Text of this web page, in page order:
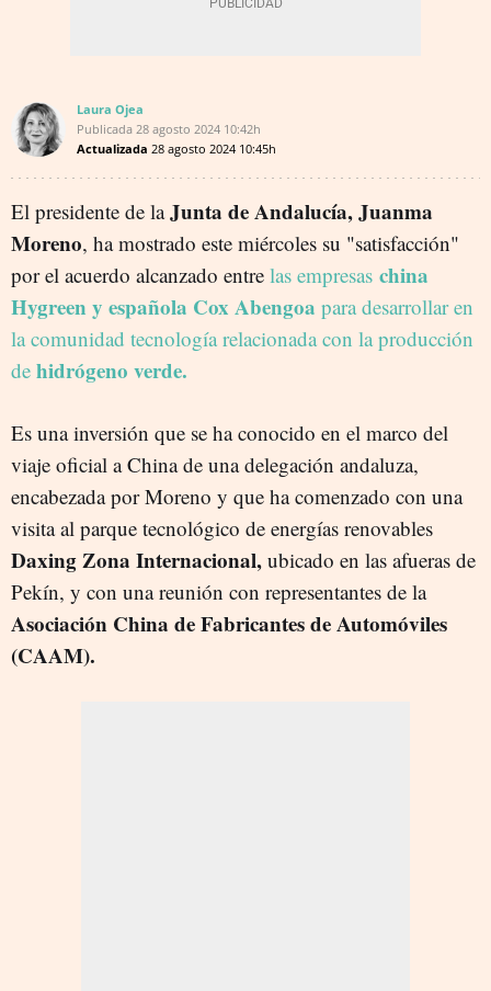
Laura Ojea
Publicada 28 agosto 2024 10:42h
Actualizada 28 agosto 2024 10:45h
El presidente de laJunta de Andalucía, Juanma
Moreno, ha mostrado este miércoles su "satisfacción"
por el acuerdo alcanzado entre las empresas china
Hygreen y española Cox Abengoa para desarrollar en
la comunidad tecnología relacionada con la producción
de hidrógeno verde.
Es una inversión que se ha conocido en el marco del
viaje oficial a China de una delegación andaluza,
encabezada por Moreno y que ha comenzado con una
visita al parque tecnológico de energías renovables
Daxing Zona Internacional, ubicado en las afueras de
Pekín, y con una reunión con representantes de la
Asociación China de Fabricantes de Automóviles
(CAAM).